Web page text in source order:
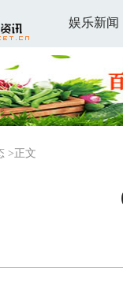
娱乐新闻
>正文